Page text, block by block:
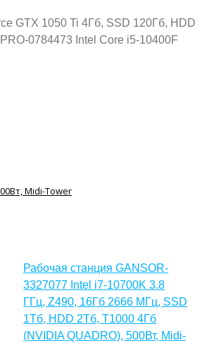
GTX 1050 Ti 4Гб, SSD 120Гб, HDD
0784473 Intel Core i5-10400F
Рабочая станция GANSOR-
3327077 Intel i7-10700K 3.8
ГГц, Z490, 16Гб 2666 МГц, SSD
1Тб, HDD 2Тб, T1000 4Гб
(NVIDIA QUADRO), 500Вт, Midi-